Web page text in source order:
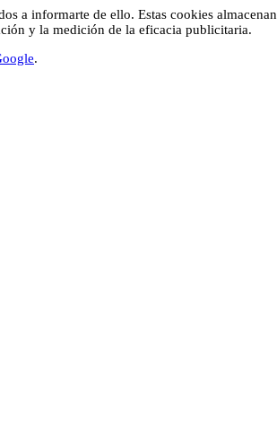
a informarte de ello. Estas cookies almacenan
y la medición de la eficacia publicitaria.
.